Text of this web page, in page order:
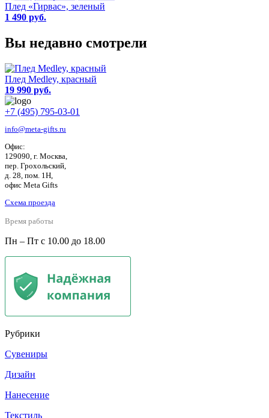
Плед «Гирвас», зеленый
1 490 руб.
Вы недавно смотрели
Плед Medley, красный
19 990 руб.
+7 (495) 795-03-01
info@meta-gifts.ru
Офис:
129090, г. Москва,
пер. Грохольский,
д. 28, пом. 1Н,
офис Meta Gifts
Схема проезда
Время работы
Пн – Пт с 10.00 до 18.00
Рубрики
Сувениры
Дизайн
Нанесение
Текстиль